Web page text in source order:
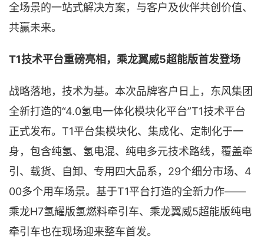
全场景的一站式解决方案，与客户及伙伴共创价值、
共赢未来。
T1技术平台重磅亮相，乘龙翼威5超能版首发登场
战略落地，技术为基。本次品牌客户日上，东风集团
全新打造的“4.0氢电一体化模块化平台”T1技术平台
正式发布。T1平台集模块化、集成化、定制化于一
身，包含纯氢、氢电混、纯电多元技术路线，覆盖牵
引、载货、自卸、专用四大品系，29个细分市场、4
00多个用车场景。基于T1平台打造的全新力作——
乘龙H7氢耀版氢燃料牵引车、乘龙翼威5超能版纯电
牵引车也在现场迎来整车首发。